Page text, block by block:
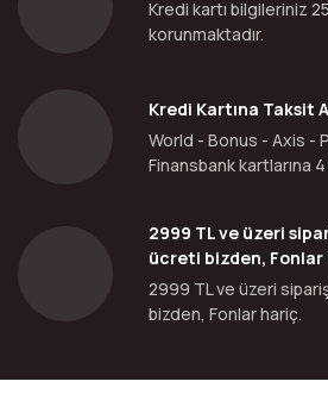
Kredi kartı bilgileriniz
korunmaktadır.
Kredi Kartına Taksit
World - Bonus - Axis -
Finansbank kartlarına
2999 TL ve üzeri
ücreti bizden, Fonlar
2999 TL ve üzeri
bizden, Fonlar hariç.